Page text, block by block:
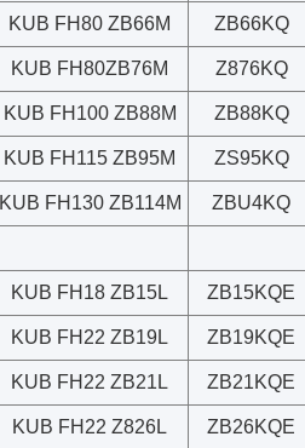
KUB FH80 ZB66M ZB66KQ
KUB FH80ZB76M Z876KQ
KUB FH100 ZB88M ZB88KQ
KUB FH115 ZB95M ZS95KQ
KUB FH130 ZB114M ZBU4KQ
KUB FH18 ZB15L ZB15KQE
KUB FH22 ZB19L ZB19KQE
KUB FH22 ZB21L ZB21KQE
KUB FH22 Z826L ZB26KQE